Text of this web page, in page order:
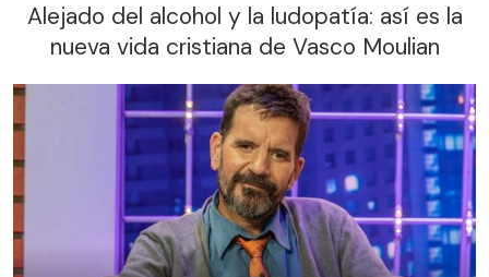
Alejado del alcohol y la ludopatía: así es la
nueva vida cristiana de Vasco Moulian